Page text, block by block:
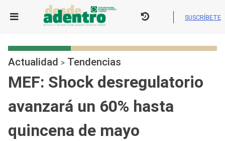
SUSCRÍBETE
Actualidad > Tendencias
MEF: Shock desregulatorio
avanzará un 60% hasta
quincena de mayo